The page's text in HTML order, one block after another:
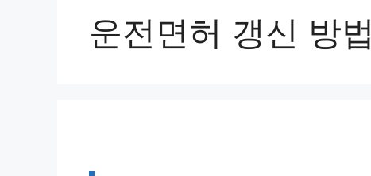
운전면허 갱신 방법